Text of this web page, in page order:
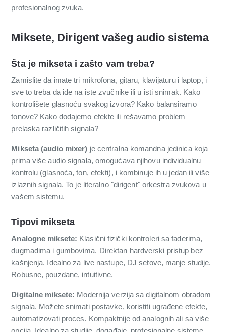
profesionalnog zvuka.
Miksete, Dirigent vašeg audio sistema
Šta je mikseta i zašto vam treba?
Zamislite da imate tri mikrofona, gitaru, klavijaturu i laptop, i
sve to treba da ide na iste zvučnike ili u isti snimak. Kako
kontrolišete glasnoću svakog izvora? Kako balansiramo
tonove? Kako dodajemo efekte ili rešavamo problem
prelaska različitih signala?
Mikseta (audio mixer) je centralna komandna jedinica koja
prima više audio signala, omogućava njihovu individualnu
kontrolu (glasnoća, ton, efekti), i kombinuje ih u jedan ili više
izlaznih signala. To je literalno "dirigent" orkestra zvukova u
vašem sistemu.
Tipovi mikseta
Analogne miksete: Klasični fizički kontroleri sa faderima,
dugmadima i gumbovima. Direktan hardverski pristup bez
kašnjenja. Idealno za live nastupe, DJ setove, manje studije.
Robusne, pouzdane, intuitivne.
Digitalne miksete: Modernija verzija sa digitalnom obradom
signala. Možete snimati postavke, koristiti ugrađene efekte,
automatizovati proces. Kompaktnije od analognih ali sa više